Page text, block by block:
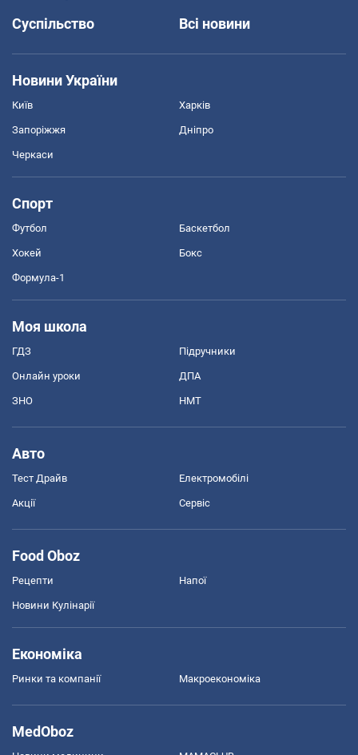
Суспільство
Всі новини
Новини України
Київ Харків
Запоріжжя Дніпро
Черкаси
Спорт
Футбол Баскетбол
Хокей Бокс
Формула-1
Моя школа
ГДЗ Підручники
Онлайн уроки ДПА
ЗНО НМТ
Авто
Тест Драйв Електромобілі
Акції Сервіс
Food Oboz
Рецепти Напої
Новини Кулінарії
Економіка
Ринки та компанії Макроекономіка
MedOboz